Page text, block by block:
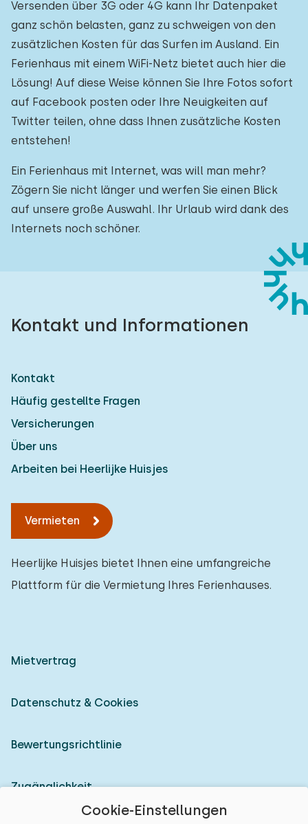
Cookie-Einstellungen
Versenden über 3G oder 4G kann Ihr Datenpaket
ganz schön belasten, ganz zu schweigen von den
zusätzlichen Kosten für das Surfen im Ausland. Ein
Ferienhaus mit einem WiFi-Netz bietet auch hier die
Lösung! Auf diese Weise können Sie Ihre Fotos sofort
auf Facebook posten oder Ihre Neuigkeiten auf
Twitter teilen, ohne dass Ihnen zusätzliche Kosten
entstehen!
Ein Ferienhaus mit Internet, was will man mehr?
Zögern Sie nicht länger und werfen Sie einen Blick
auf unsere große Auswahl. Ihr Urlaub wird dank des
Internets noch schöner.
Kontakt und Informationen
Kontakt
Häufig gestellte Fragen
Versicherungen
Über uns
Arbeiten bei Heerlijke Huisjes
Vermieten
Heerlijke Huisjes bietet Ihnen eine umfangreiche
Plattform für die Vermietung Ihres Ferienhauses.
Mietvertrag
Datenschutz & Cookies
Bewertungsrichtlinie
Zugänglichkeit